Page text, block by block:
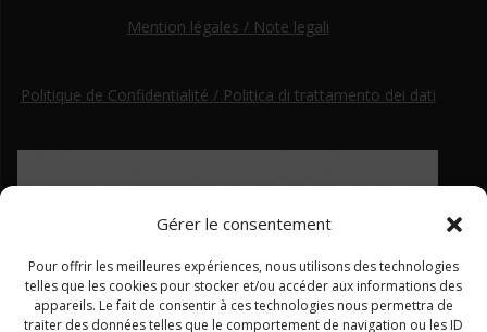
Gérer le consentement
Pour offrir les meilleures expériences, nous utilisons des technologies
telles que les cookies pour stocker et/ou accéder aux informations des
appareils. Le fait de consentir à ces technologies nous permettra de
traiter des données telles que le comportement de navigation ou les ID
Mention légales / Note legali
Politique de Confidentialité / Politica di trattamento dei dati